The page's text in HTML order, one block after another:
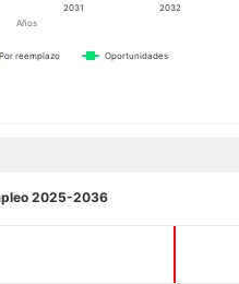
Años
Por reemplazo Oportunidades
2031 2032
2025-2036